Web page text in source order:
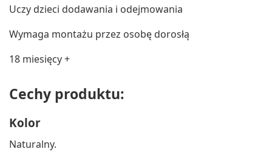
Uczy dzieci dodawania i odejmowania
Wymaga montażu przez osobę dorosłą
18 miesięcy +
Cechy produktu:
Kolor
Naturalny.